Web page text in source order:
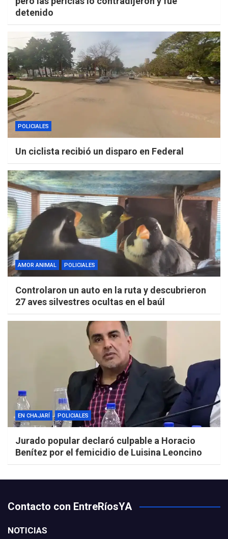
detenido
POLICIALES
Un ciclista recibió un disparo en Federal
AMOR ANIMAL POLICIALES
Controlaron un auto en la ruta y descubrieron
27 aves silvestres ocultas en el baúl
EN CHAJARÍ POLICIALES
Jurado popular declaró culpable a Horacio
Benítez por el femicidio de Luisina Leoncino
Contacto con EntreRíosYA
NOTICIAS